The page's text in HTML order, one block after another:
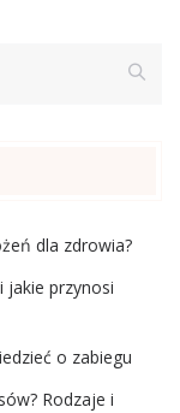
dla zdrowia?
jakie przynosi
o zabiegu
Rodzaje i